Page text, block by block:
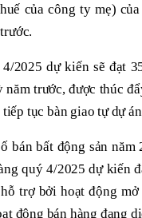
của công ty mẹ)
2025 dự kiến sẽ đạt
năm trước, được thúc
tục bàn giao tự dự
bán bất động sản
quý 4/2025 dự kiến
trợ bởi hoạt động
động bán hàng đang